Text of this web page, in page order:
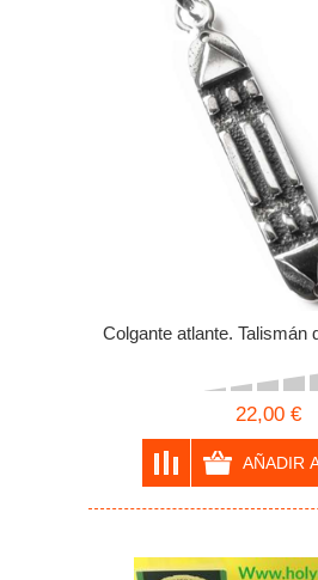
Colgante atlante. Talismán
22,00 €